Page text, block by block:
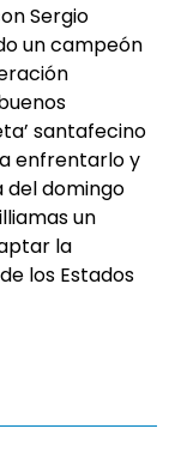
Sergio
un campeón
santafecino
enfrentarlo y
del domingo
un
la
los Estados